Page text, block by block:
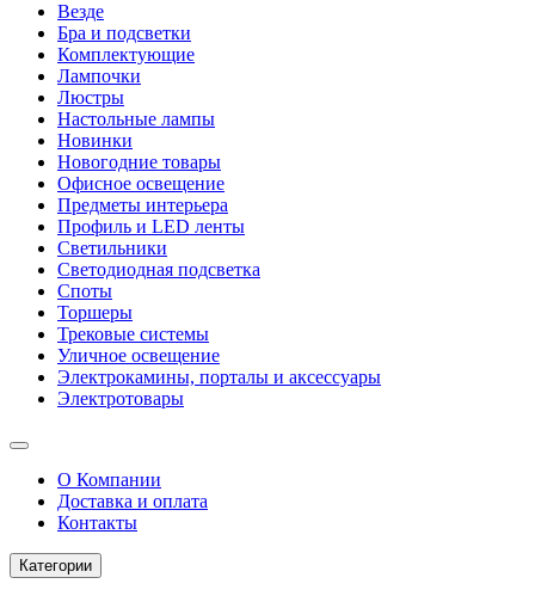
Везде
Бра и подсветки
Комплектующие
Лампочки
Люстры
Настольные лампы
Новинки
Новогодние товары
Офисное освещение
Предметы интерьера
Профиль и LED ленты
Светильники
Светодиодная подсветка
Споты
Торшеры
Трековые системы
Уличное освещение
Электрокамины, порталы и аксессуары
Электротовары
О Компании
Доставка и оплата
Контакты
Категории